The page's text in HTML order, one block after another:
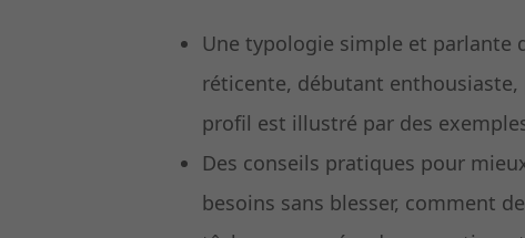
Une typologie simple et parlante
réticente, débutant enthousiaste,
profil est illustré par des
Des conseils pratiques pour
besoins sans blesser, comment